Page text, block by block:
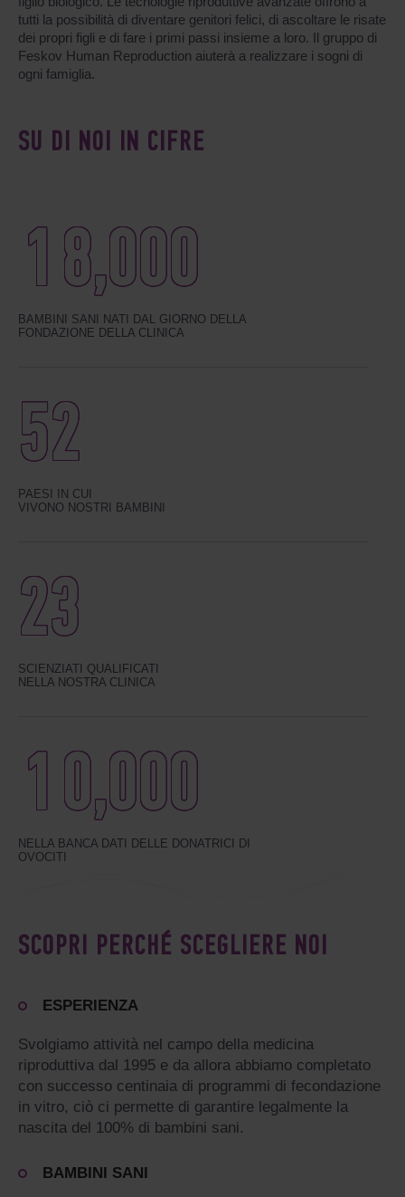
tutti la possibilità di diventare genitori felici, di ascoltare le risate
dei propri figli e di fare i primi passi insieme a loro. Il gruppo di
Feskov Human Reproduction aiuterà a realizzare i sogni di
ogni famiglia.
SU DI NOI IN CIFRE
18,000
BAMBINI SANI NATI DAL GIORNO DELLA
FONDAZIONE DELLA CLINICA
52
PAESI IN CUI
VIVONO NOSTRI BAMBINI
23
SCIENZIATI QUALIFICATI
NELLA NOSTRA CLINICA
10,000
NELLA BANCA DATI DELLE DONATRICI DI
OVOCITI
SCOPRI PERCHÉ SCEGLIERE NOI
ESPERIENZA
Svolgiamo attività nel campo della medicina
riproduttiva dal 1995 e da allora abbiamo completato
con successo centinaia di programmi di fecondazione
in vitro, ciò ci permette di garantire legalmente la
nascita del 100% di bambini sani.
BAMBINI SANI